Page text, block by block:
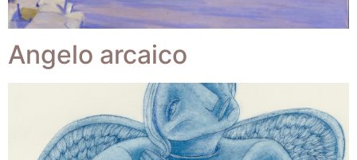
Angelo arcaico